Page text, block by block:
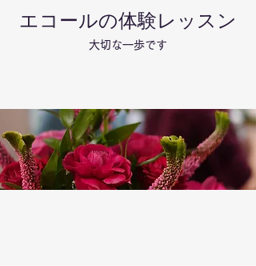
エコールの体験レッスン
大切な一歩です